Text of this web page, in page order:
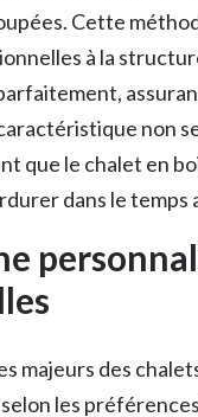
Cette
à la
non
que le chalet en
dans le temps
majeurs des
les